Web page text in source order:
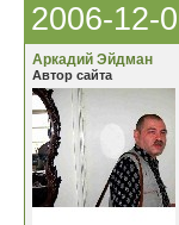
2006-12-
Аркадий Эйдман
Автор сайта